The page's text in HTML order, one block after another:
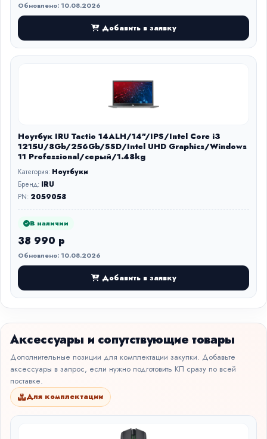
Обновлено: 10.08.2026
Добавить в заявку
Ноутбук IRU Tactio 14ALH/14"/IPS/Intel Core i3
1215U/8Gb/256Gb/SSD/Intel UHD Graphics/Windows
11 Professional/серый/1.48kg
Категория: Ноутбуки
Бренд: IRU
PN: 2059058
В наличии
38 990 р
Обновлено: 10.08.2026
Добавить в заявку
Аксессуары и сопутствующие товары
Дополнительные позиции для комплектации закупки. Добавьте
аксессуары в запрос, если нужно подготовить КП сразу по всей
поставке.
Для комплектации